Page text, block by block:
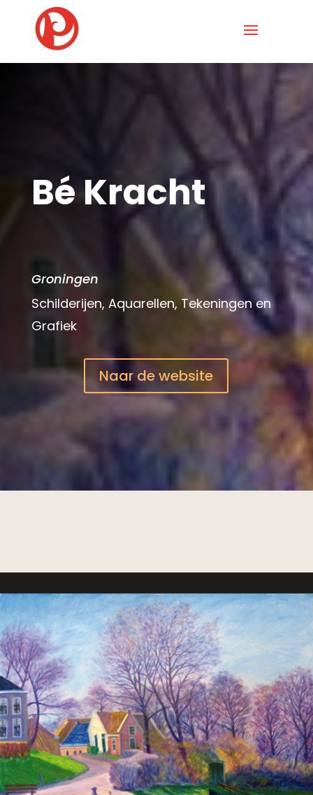
Bé Kracht
Groningen
Schilderijen, Aquarellen, Tekeningen en
Grafiek
Naar de website